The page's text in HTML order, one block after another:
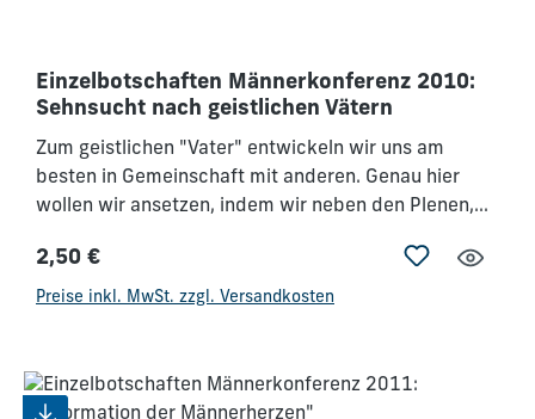
Einzelbotschaften Männerkonferenz 2010:
Sehnsucht nach geistlichen Vätern
Zum geistlichen "Vater" entwickeln wir uns am
besten in Gemeinschaft mit anderen. Genau hier
wollen wir ansetzen, indem wir neben den Plenen,
Konferenzkonzept durch intensive
Kleingruppenarbeit erweitern. Deshalb möchten wir
dieserwichtigen Konferenz zu sein. Wir werden
verändert und bauen zu Hause darauf auf -
Regulärer Preis:
2,50 €
Preise inkl. MwSt. zzgl. Versandkosten